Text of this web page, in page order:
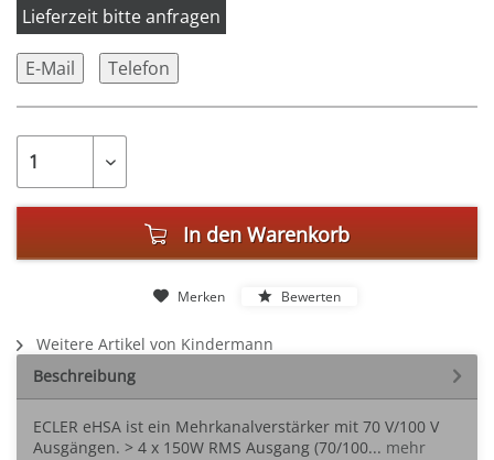
Lieferzeit bitte anfragen
E-Mail Telefon
In den Warenkorb
Merken Bewerten
Weitere Artikel von Kindermann
Beschreibung
ECLER eHSA ist ein Mehrkanalverstärker mit 70 V/100 V
Ausgängen. > 4 x 150W RMS Ausgang (70/100... mehr